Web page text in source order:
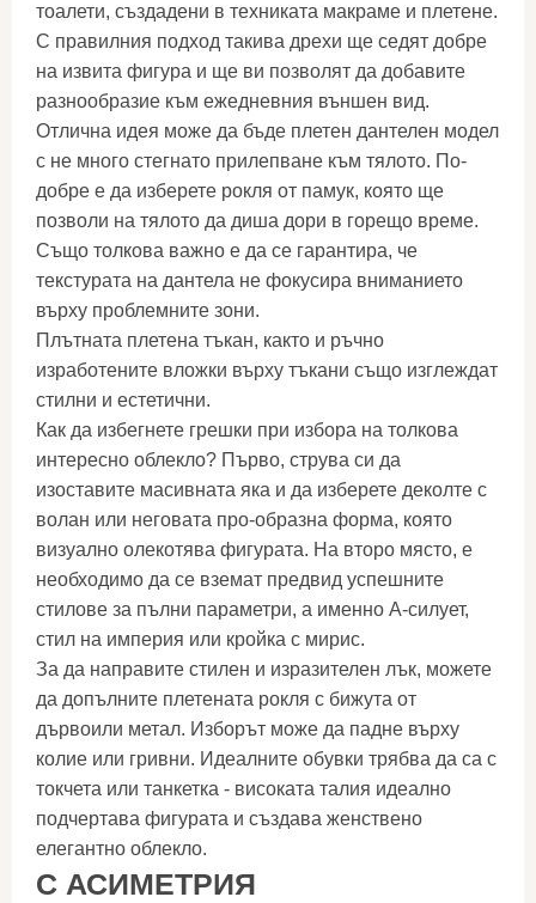
тоалети, създадени в техниката макраме и плетене.
С правилния подход такива дрехи ще седят добре
на извита фигура и ще ви позволят да добавите
разнообразие към ежедневния външен вид.
Отлична идея може да бъде плетен дантелен модел
с не много стегнато прилепване към тялото. По-
добре е да изберете рокля от памук, която ще
позволи на тялото да диша дори в горещо време.
Също толкова важно е да се гарантира, че
текстурата на дантела не фокусира вниманието
върху проблемните зони.
Плътната плетена тъкан, както и ръчно
изработените вложки върху тъкани също изглеждат
стилни и естетични.
Как да избегнете грешки при избора на толкова
интересно облекло? Първо, струва си да
изоставите масивната яка и да изберете деколте с
волан или неговата про-образна форма, която
визуално олекотява фигурата. На второ място, е
необходимо да се вземат предвид успешните
стилове за пълни параметри, а именно А-силует,
стил на империя или кройка с мирис.
За да направите стилен и изразителен лък, можете
да допълните плетената рокля с бижута от
дървоили метал. Изборът може да падне върху
колие или гривни. Идеалните обувки трябва да са с
токчета или танкетка - високата талия идеално
подчертава фигурата и създава женствено
елегантно облекло.
С АСИМЕТРИЯ